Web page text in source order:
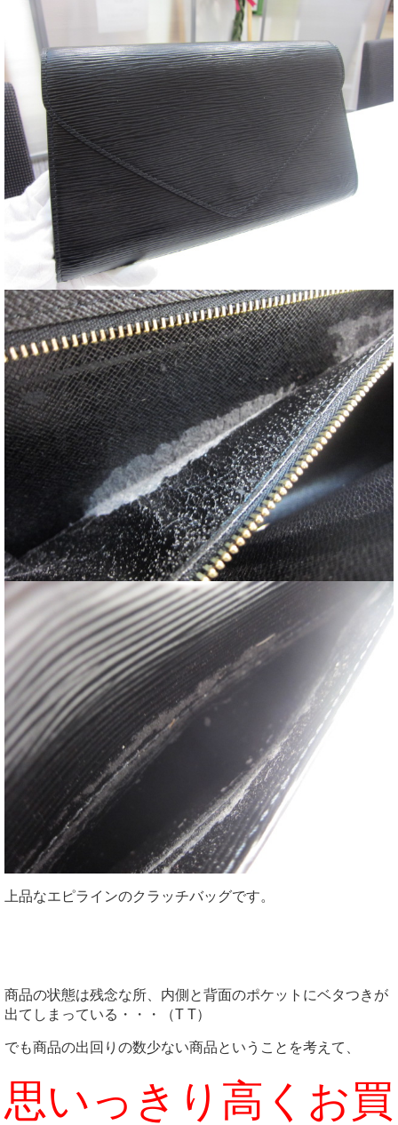
上品なエピラインのクラッチバッグです。
商品の状態は残念な所、内側と背面のポケットにベタつきが
出てしまっている・・・（T T）
でも商品の出回りの数少ない商品ということを考えて、
思いっきり高くお買